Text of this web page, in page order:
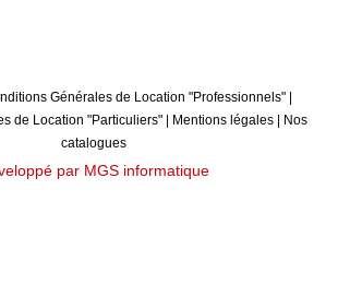
Générales de Location "Professionnels"
de Location "Particuliers"| Mentions légales|
Nos
catalogues
par MGS informatique